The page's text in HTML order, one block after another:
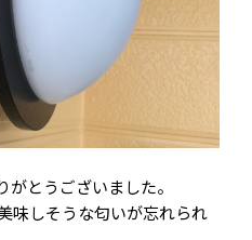
とうございました。
味しそうな匂いが忘れられ